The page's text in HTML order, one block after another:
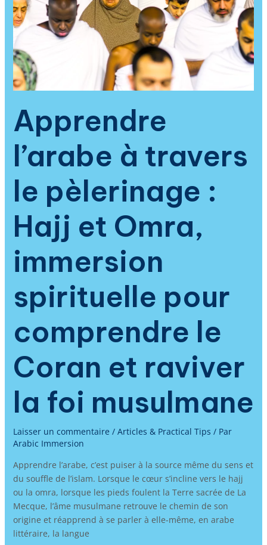
Apprendre
l’arabe à travers
le pèlerinage :
Hajj et Omra,
immersion
spirituelle pour
comprendre le
Coran et raviver
la foi musulmane
Laisser un commentaire / Articles & Practical Tips / Par
Arabic Immersion
Apprendre l’arabe, c’est puiser à la source même du sens et
du souffle de l’islam. Lorsque le cœur s’incline vers le hajj
ou la omra, lorsque les pieds foulent la Terre sacrée de La
Mecque, l’âme musulmane retrouve le chemin de son
origine et réapprend à se parler à elle-même, en arabe
littéraire, la langue
spirituelle
pour
comprendre
le
Coran
et
raviver
foi
musulmane